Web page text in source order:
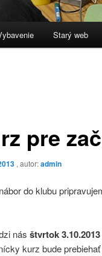
Starý web
pre
, autor:admin
do klubu
nás štvrtok 3.10.2013
kurz bude